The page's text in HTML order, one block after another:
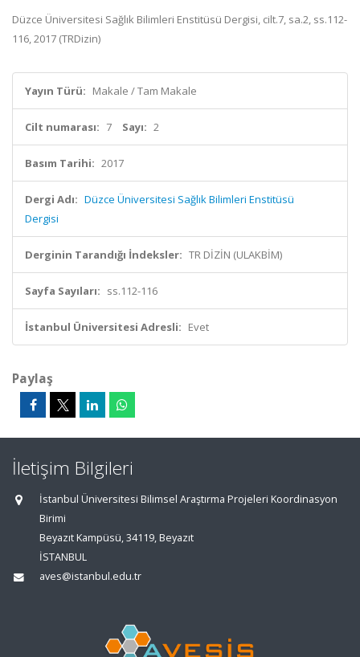
Düzce Üniversitesi Sağlık Bilimleri Enstitüsü Dergisi, cilt.7, sa.2, ss.112-
116, 2017 (TRDizin)
Yayın Türü: Makale / Tam Makale
Cilt numarası: 7 Sayı: 2
Basım Tarihi: 2017
Dergi Adı: Düzce Üniversitesi Sağlık Bilimleri Enstitüsü
Dergisi
Derginin Tarandığı İndeksler: TR DİZİN (ULAKBİM)
Sayfa Sayıları: ss.112-116
İstanbul Üniversitesi Adresli: Evet
Paylaş
İletişim Bilgileri
İstanbul Üniversitesi Bilimsel Araştırma Projeleri Koordinasyon
Birimi
Beyazıt Kampüsü, 34119, Beyazıt
İSTANBUL
aves@istanbul.edu.tr